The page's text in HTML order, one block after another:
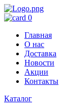
0
Главная
О нас
Доставка
Новости
Акции
Контакты
Каталог